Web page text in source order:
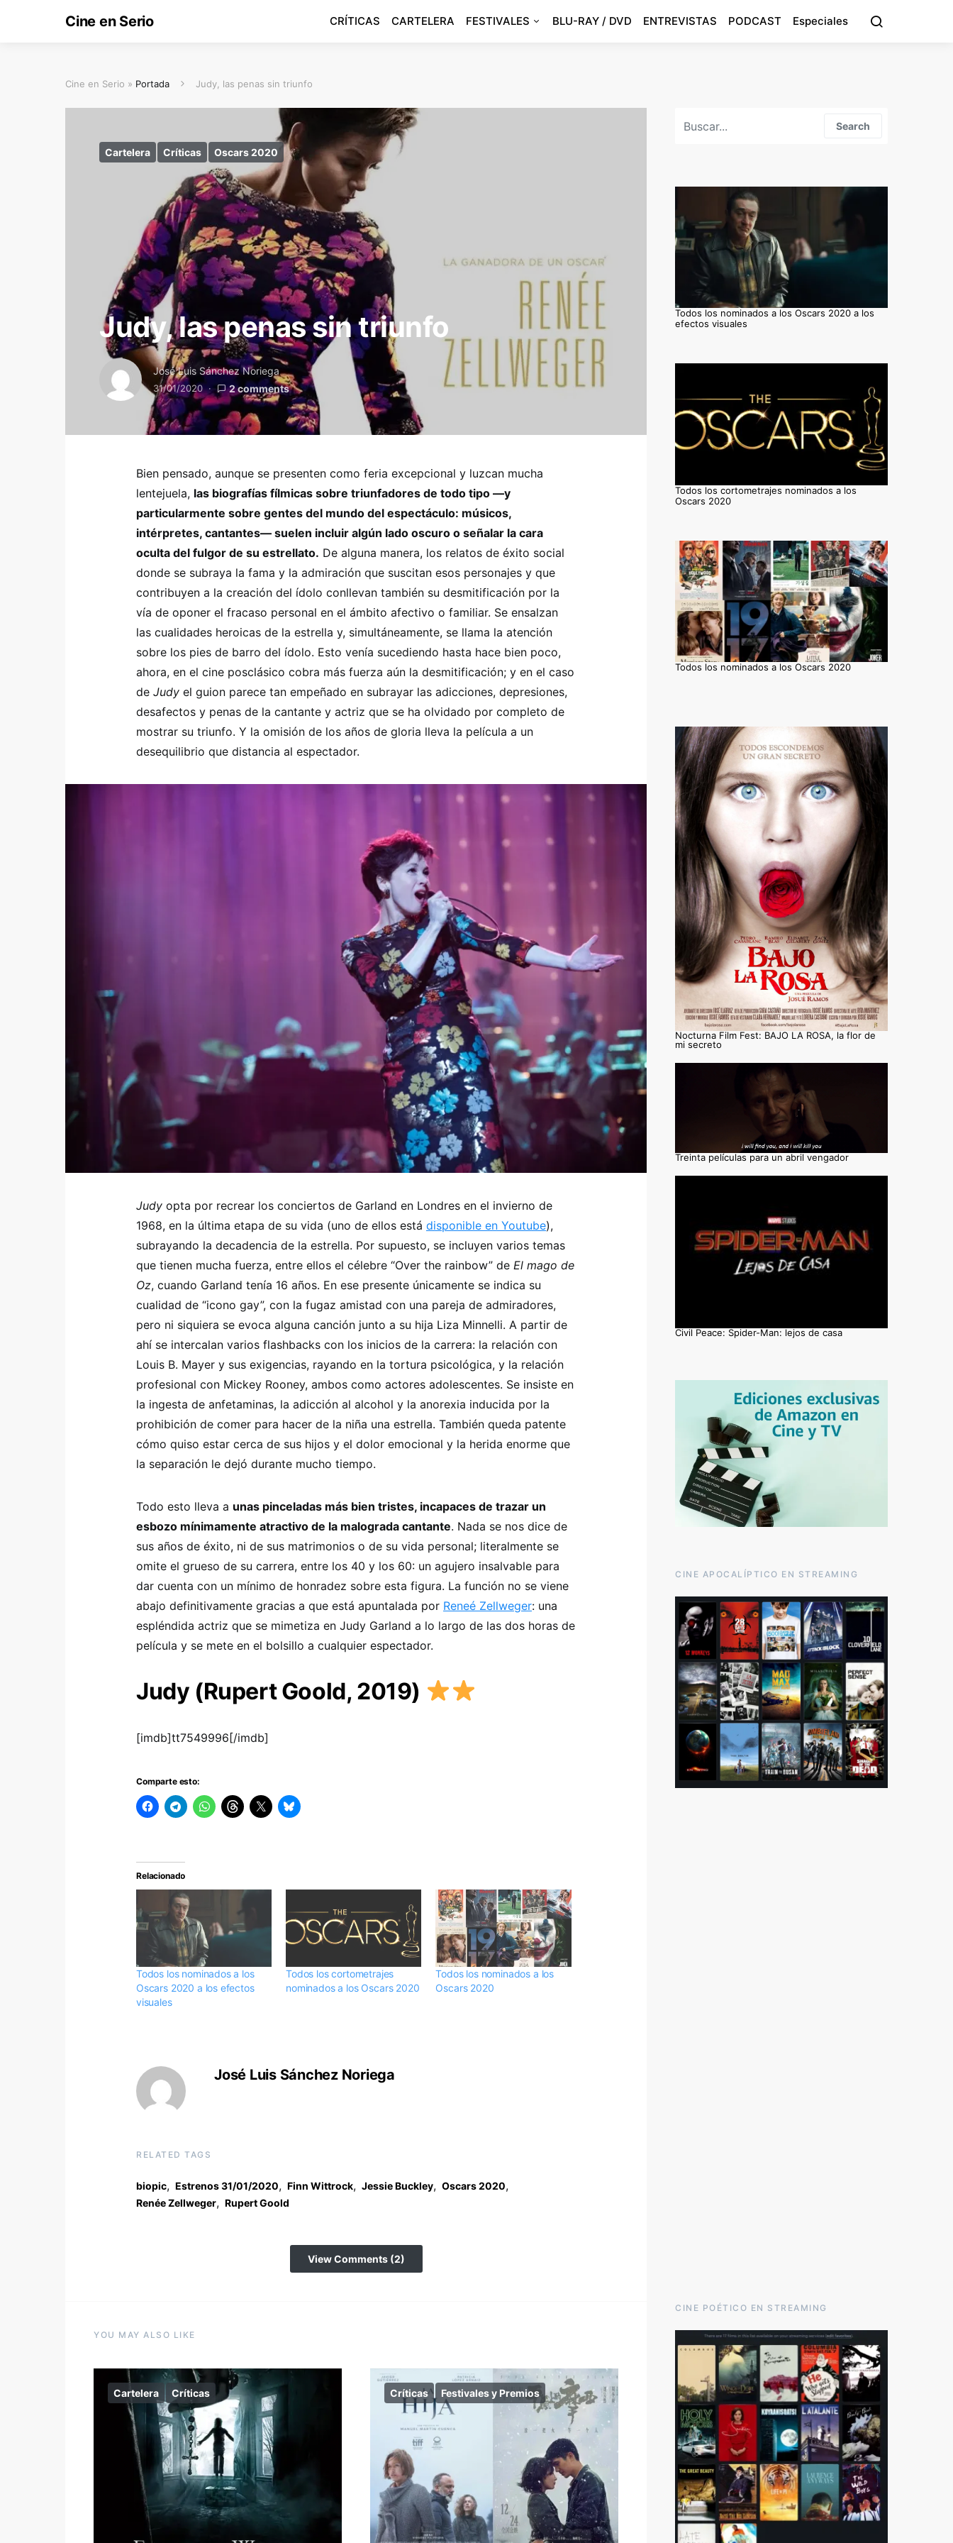
Cine en Serio CRÍTICAS CARTELERA FESTIVALES BLU-RAY / DVD ENTREVISTAS PODCAST Especiales
Cine en Serio » Portada Judy, las penas sin triunfo
Cartelera Críticas Oscars 2020
Judy, las penas sin triunfo
José Luis Sánchez Noriega
31/01/2020 2 comments
Bien pensado, aunque se presenten como feria excepcional y luzcan mucha
lentejuela, las biografías fílmicas sobre triunfadores de todo tipo —y
particularmente sobre gentes del mundo del espectáculo: músicos,
intérpretes, cantantes— suelen incluir algún lado oscuro o señalar la cara
oculta del fulgor de su estrellato. De alguna manera, los relatos de éxito social
donde se subraya la fama y la admiración que suscitan esos personajes y que
contribuyen a la creación del ídolo conllevan también su desmitificación por la
vía de oponer el fracaso personal en el ámbito afectivo o familiar. Se ensalzan
las cualidades heroicas de la estrella y, simultáneamente, se llama la atención
sobre los pies de barro del ídolo. Esto venía sucediendo hasta hace bien poco,
ahora, en el cine posclásico cobra más fuerza aún la desmitificación; y en el caso
de Judy el guion parece tan empeñado en subrayar las adicciones, depresiones,
desafectos y penas de la cantante y actriz que se ha olvidado por completo de
mostrar su triunfo. Y la omisión de los años de gloria lleva la película a un
desequilibrio que distancia al espectador.
Judy opta por recrear los conciertos de Garland en Londres en el invierno de
1968, en la última etapa de su vida (uno de ellos está disponible en Youtube),
subrayando la decadencia de la estrella. Por supuesto, se incluyen varios temas
que tienen mucha fuerza, entre ellos el célebre “Over the rainbow” de El mago de
Oz, cuando Garland tenía 16 años. En ese presente únicamente se indica su
cualidad de “icono gay”, con la fugaz amistad con una pareja de admiradores,
pero ni siquiera se evoca alguna canción junto a su hija Liza Minnelli. A partir de
ahí se intercalan varios flashbacks con los inicios de la carrera: la relación con
Louis B. Mayer y sus exigencias, rayando en la tortura psicológica, y la relación
profesional con Mickey Rooney, ambos como actores adolescentes. Se insiste en
la ingesta de anfetaminas, la adicción al alcohol y la anorexia inducida por la
prohibición de comer para hacer de la niña una estrella. También queda patente
cómo quiso estar cerca de sus hijos y el dolor emocional y la herida enorme que
la separación le dejó durante mucho tiempo.
Todo esto lleva a unas pinceladas más bien tristes, incapaces de trazar un
esbozo mínimamente atractivo de la malograda cantante. Nada se nos dice de
sus años de éxito, ni de sus matrimonios o de su vida personal; literalmente se
omite el grueso de su carrera, entre los 40 y los 60: un agujero insalvable para
dar cuenta con un mínimo de honradez sobre esta figura. La función no se viene
abajo definitivamente gracias a que está apuntalada por Reneé Zellweger: una
espléndida actriz que se mimetiza en Judy Garland a lo largo de las dos horas de
película y se mete en el bolsillo a cualquier espectador.
Judy (Rupert Goold, 2019)
[imdb]tt7549996[/imdb]
Comparte esto:
Relacionado
Todos los nominados a los
Oscars 2020 a los efectos
visuales
Todos los cortometrajes
nominados a los Oscars 2020
Todos los nominados a los
Oscars 2020
José Luis Sánchez Noriega
RELATED TAGS
biopic, Estrenos 31/01/2020, Finn Wittrock, Jessie Buckley, Oscars 2020,
Renée Zellweger, Rupert Goold
View Comments (2)
YOU MAY ALSO LIKE
Cartelera Críticas Críticas Festivales y Premios
Search
Todos los nominados a los Oscars 2020 a los
efectos visuales
Todos los cortometrajes nominados a los
Oscars 2020
Todos los nominados a los Oscars 2020
Nocturna Film Fest: BAJO LA ROSA, la flor de
mi secreto
Treinta películas para un abril vengador
Civil Peace: Spider-Man: lejos de casa
CINE APOCALÍPTICO EN STREAMING
CINE POÉTICO EN STREAMING